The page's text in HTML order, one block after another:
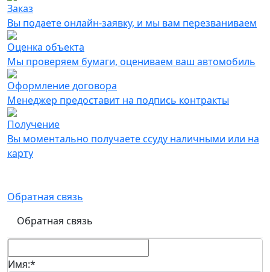
Заказ
Вы подаете онлайн-заявку, и мы вам перезваниваем
Оценка объекта
Мы проверяем бумаги, оцениваем ваш автомобиль
Оформление договора
Менеджер предоставит на подпись контракты
Получение
Вы моментально получаете ссуду наличными или на
карту
Обратная связь
Обратная связь
Имя:*